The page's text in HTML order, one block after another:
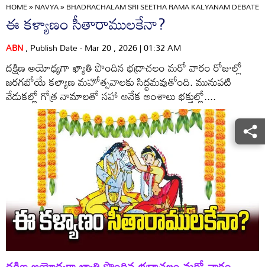
HOME»NAVYA»BHADRACHALAM SRI SEETHA RAMA KALYANAM DEBATE
ఈ కళ్యాణం సీతారాములకేనా?
ABN, Publish Date - Mar 20 , 2026 | 01:32 AM
దక్షిణ అయోధ్యగా ఖ్యాతి పొందిన భద్రాచలం మరో వారం రోజుల్లో
జరగబోయే కల్యాణ మహోత్సవాలకు సిద్ధమవుతోంది. మునుపటి
వేడుకల్లో గోత్ర నామాలతో సహా అనేక అంశాలు భక్తుల్లో....